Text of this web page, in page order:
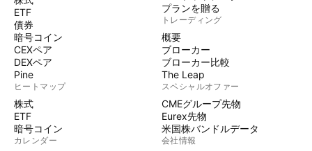
ETF
債券
暗号コイン
CEXペア
DEXペア
Pine
ヒートマップ
株式
ETF
暗号コイン
カレンダー
プランを贈る
トレーディング
概要
ブローカー
ブローカー比較
The Leap
スペシャルオファー
CMEグループ先物
Eurex先物
米国株バンドルデータ
会社情報